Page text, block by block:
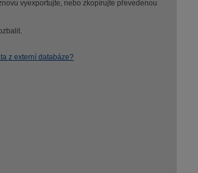
vyexportujte, nebo zkopírujte převedenou
z externí databáze?